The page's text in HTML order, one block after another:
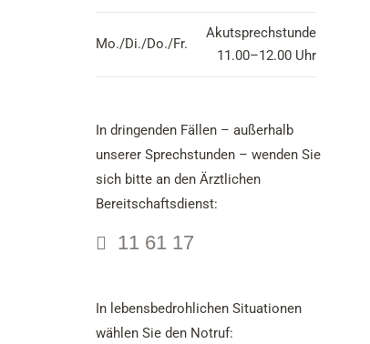
Mo./Di./Do./Fr.
Akutsprechstunde
11.00–12.00 Uhr
In dringenden Fällen – außerhalb
unserer Sprechstunden – wenden Sie
sich bitte an den Ärztlichen
Bereitschaftsdienst:
11 61 17
In lebensbedrohlichen Situationen
wählen Sie den Notruf: